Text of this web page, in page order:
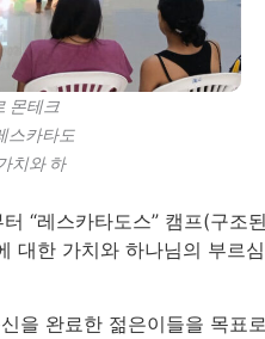
몬테크
스카타도
치와 하
“레스카타도스” 캠프(구조
대한 가치와 하나님의 부르
을 완료한 젊은이들을 목표